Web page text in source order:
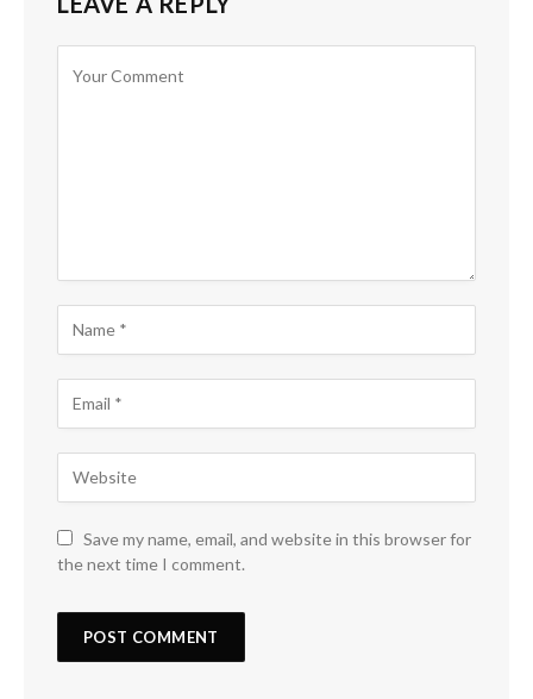
Save my name, email, and website in this browser for
the next time I comment.